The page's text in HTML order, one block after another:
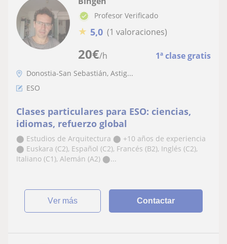
20€/h 1ª clase gratis
Profesor Verificado
★ 5,0 (1 valoraciones)
Donostia-San Sebastián, Astig...
ESO
Clases particulares para ESO: ciencias,
idiomas, refuerzo global
⬤ Estudios de Arquitectura ⬤ +10 años de experiencia
⬤ Euskara (C2), Español (C2), Francés (B2), Inglés (C2),
Italiano (C1), Alemán (A2) ⬤...
ver más Contactar